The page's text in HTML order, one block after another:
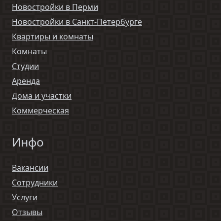
Новостройки в Перми
Новостройки в Санкт-Петербурге
Квартиры и комнаты
Комнаты
Студии
Аренда
Дома и участки
Коммерческая
Инфо
Вакансии
Сотрудники
Услуги
Отзывы